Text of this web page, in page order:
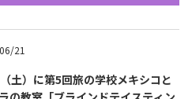
21
土）に第5回旅の学校メキシコと